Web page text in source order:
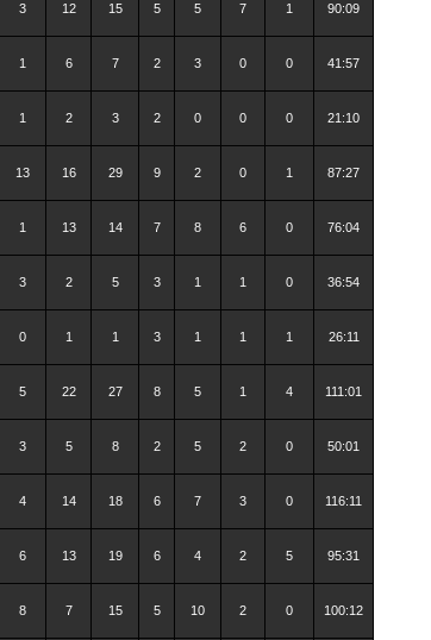
3 12 15 5 5 7 1 90:09
1 6 7 2 3 0 0 41:57
1 2 3 2 0 0 0 21:10
13 16 29 9 2 0 1 87:27
1 13 14 7 8 6 0 76:04
3 2 5 3 1 1 0 36:54
0 1 1 3 1 1 1 26:11
5 22 27 8 5 1 4 111:01
3 5 8 2 5 2 0 50:01
4 14 18 6 7 3 0 116:11
6 13 19 6 4 2 5 95:31
8 7 15 5 10 2 0 100:12